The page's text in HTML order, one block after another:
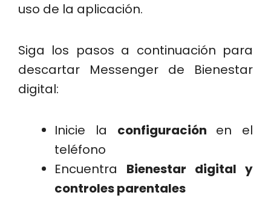
uso de la aplicación.
Siga los pasos a continuación para
descartar Messenger de Bienestar
digital:
Inicie la configuración en el
teléfono
Encuentra Bienestar digital y
controles parentales